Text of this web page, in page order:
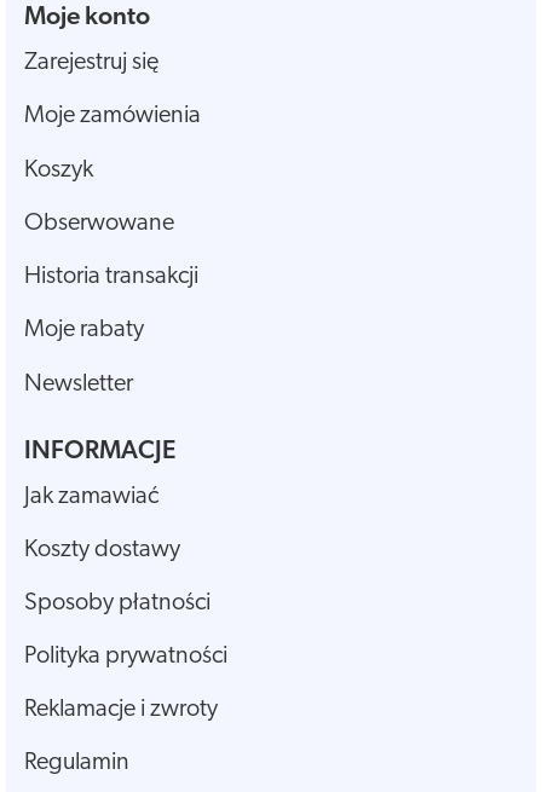
Moje konto
Zarejestruj się
Moje zamówienia
Koszyk
Obserwowane
Historia transakcji
Moje rabaty
Newsletter
INFORMACJE
Jak zamawiać
Koszty dostawy
Sposoby płatności
Polityka prywatności
Reklamacje i zwroty
Regulamin